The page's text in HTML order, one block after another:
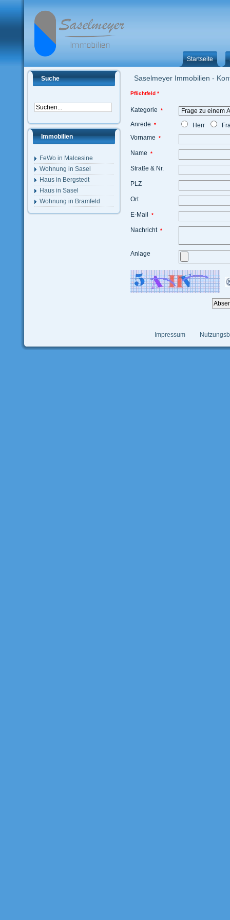
Startseite
Suche
Immobilien
FeWo in Malcesine
Wohnung in Sasel
Haus in Bergstedt
Haus in Sasel
Wohnung in Bramfeld
Saselmeyer Immobilien -
Pflichtfeld *
Kategorie *
Anrede * Herr
Vorname
*
Name *
Straße & Nr.
PLZ
Ort
E-Mail *
Nachricht *
Anlage
Impressum